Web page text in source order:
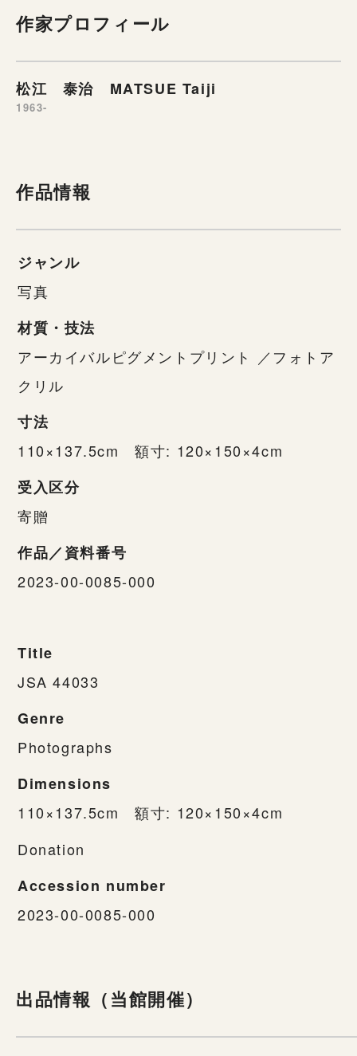
作家プロフィール
松江 泰治 MATSUE Taiji
1963-
作品情報
ジャンル
写真
材質・技法
アーカイバルピグメントプリント ／フォトア
クリル
寸法
110×137.5cm 額寸: 120×150×4cm
受入区分
寄贈
作品／資料番号
2023-00-0085-000
Title
JSA 44033
Genre
Photographs
Dimensions
110×137.5cm 額寸: 120×150×4cm
Donation
Accession number
2023-00-0085-000
出品情報（当館開催）